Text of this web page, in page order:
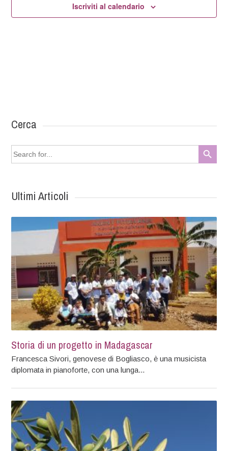
Iscriviti al calendario
Cerca
Search
for:
Search Button
Ultimi Articoli
Storia di un progetto in Madagascar
Francesca Sivori, genovese di Bogliasco, è una musicista
diplomata in pianoforte, con una lunga...